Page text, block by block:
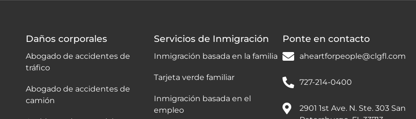
Daños corporales
Abogado de accidentes de
tráfico
Abogado de accidentes de
camión
Servicios de Inmigración
Inmigración basada en la familia
Tarjeta verde familiar
Inmigración basada en el
empleo
Ponte en contacto
aheartforpeople@clgfl.com
727-214-0400
2901 1st Ave. N. Ste. 303 San